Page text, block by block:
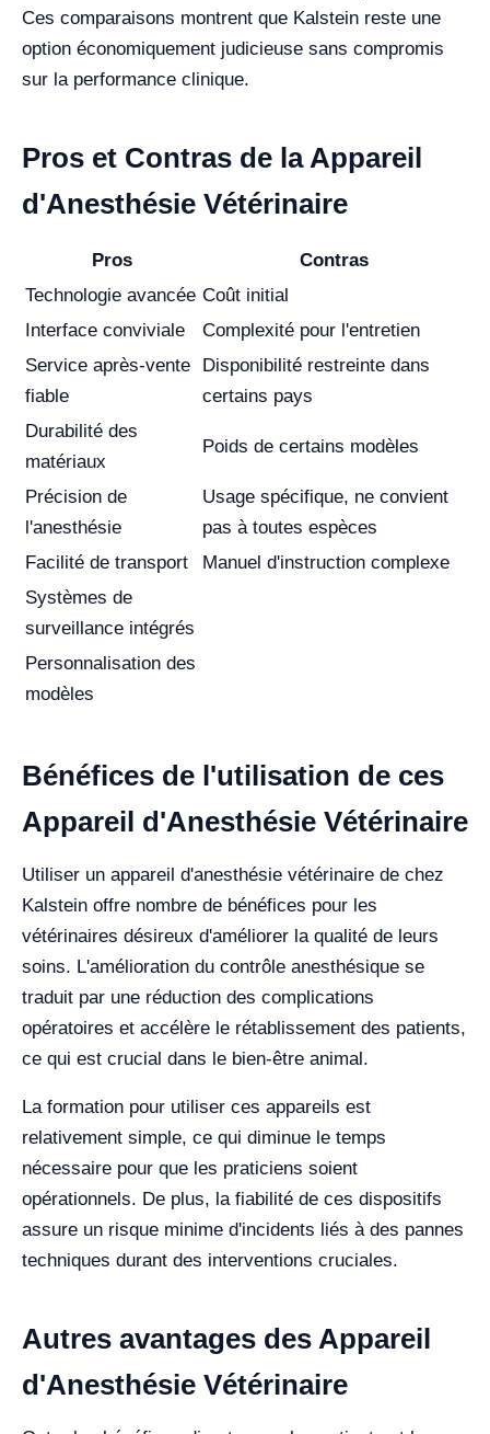
Ces comparaisons montrent que Kalstein reste une
option économiquement judicieuse sans compromis
sur la performance clinique.
Pros et Contras de la Appareil
d'Anesthésie Vétérinaire
Pros
Contras
Technologie avancée Coût initial
Interface conviviale
Complexité pour l'entretien
Service après-vente
fiable
Disponibilité restreinte dans
certains pays
Durabilité des
matériaux
Poids de certains modèles
Précision de
l'anesthésie
Usage spécifique, ne convient
pas à toutes espèces
Facilité de transport
Manuel d'instruction complexe
Systèmes de
surveillance intégrés
Personnalisation des
modèles
Bénéfices de l'utilisation de ces
Appareil d'Anesthésie Vétérinaire
Utiliser un appareil d'anesthésie vétérinaire de chez
Kalstein offre nombre de bénéfices pour les
vétérinaires désireux d'améliorer la qualité de leurs
soins. L'amélioration du contrôle anesthésique se
traduit par une réduction des complications
opératoires et accélère le rétablissement des patients,
ce qui est crucial dans le bien-être animal.
La formation pour utiliser ces appareils est
relativement simple, ce qui diminue le temps
nécessaire pour que les praticiens soient
opérationnels. De plus, la fiabilité de ces dispositifs
assure un risque minime d'incidents liés à des pannes
techniques durant des interventions cruciales.
Autres avantages des Appareil
d'Anesthésie Vétérinaire